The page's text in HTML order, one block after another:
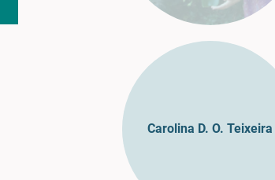
Carolina D. O. Teixeira